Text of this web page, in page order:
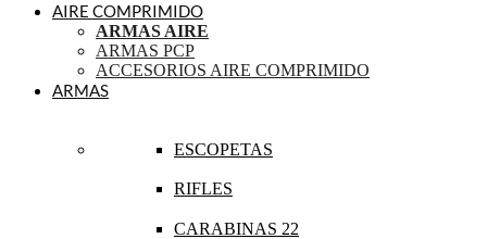
AIRE COMPRIMIDO
ARMAS AIRE
ARMAS PCP
ACCESORIOS AIRE COMPRIMIDO
ARMAS
ESCOPETAS
RIFLES
CARABINAS 22